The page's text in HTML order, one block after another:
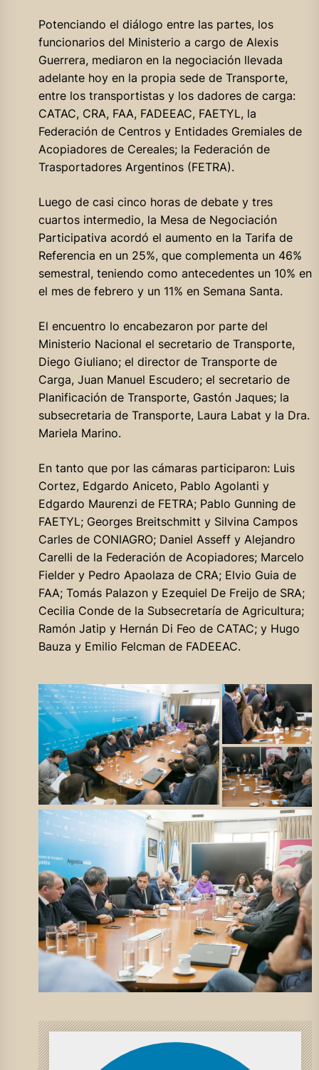
Potenciando el diálogo entre las partes, los
funcionarios del Ministerio a cargo de Alexis
Guerrera, mediaron en la negociación llevada
adelante hoy en la propia sede de Transporte,
entre los transportistas y los dadores de carga:
CATAC, CRA, FAA, FADEEAC, FAETYL, la
Federación de Centros y Entidades Gremiales de
Acopiadores de Cereales; la Federación de
Trasportadores Argentinos (FETRA).
Luego de casi cinco horas de debate y tres
cuartos intermedio, la Mesa de Negociación
Participativa acordó el aumento en la Tarifa de
Referencia en un 25%, que complementa un 46%
semestral, teniendo como antecedentes un 10% en
el mes de febrero y un 11% en Semana Santa.
El encuentro lo encabezaron por parte del
Ministerio Nacional el secretario de Transporte,
Diego Giuliano; el director de Transporte de
Carga, Juan Manuel Escudero; el secretario de
Planificación de Transporte, Gastón Jaques; la
subsecretaria de Transporte, Laura Labat y la Dra.
Mariela Marino.
En tanto que por las cámaras participaron: Luis
Cortez, Edgardo Aniceto, Pablo Agolanti y
Edgardo Maurenzi de FETRA; Pablo Gunning de
FAETYL; Georges Breitschmitt y Silvina Campos
Carles de CONIAGRO; Daniel Asseff y Alejandro
Carelli de la Federación de Acopiadores; Marcelo
Fielder y Pedro Apaolaza de CRA; Elvio Guia de
FAA; Tomás Palazon y Ezequiel De Freijo de SRA;
Cecilia Conde de la Subsecretaría de Agricultura;
Ramón Jatip y Hernán Di Feo de CATAC; y Hugo
Bauza y Emilio Felcman de FADEEAC.